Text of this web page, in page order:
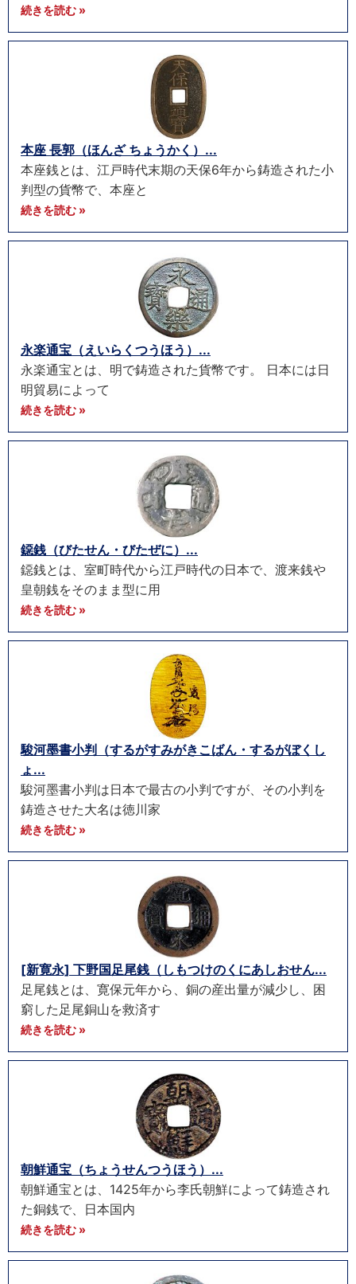
続きを読む »
本座 長郭（ほんざ ちょうかく）...
本座銭とは、江戸時代末期の天保6年から鋳造された小
判型の貨幣で、本座と
続きを読む »
永楽通宝（えいらくつうほう）...
永楽通宝とは、明で鋳造された貨幣です。 日本には日
明貿易によって
続きを読む »
鐚銭（びたせん・びたぜに）...
鐚銭とは、室町時代から江戸時代の日本で、渡来銭や
皇朝銭をそのまま型に用
続きを読む »
駿河墨書小判（するがすみがきこばん・するがぼくし
ょ...
駿河墨書小判は日本で最古の小判ですが、その小判を
鋳造させた大名は徳川家
続きを読む »
[新寛永] 下野国足尾銭（しもつけのくにあしおせん...
足尾銭とは、寛保元年から、銅の産出量が減少し、困
窮した足尾銅山を救済す
続きを読む »
朝鮮通宝（ちょうせんつうほう）...
朝鮮通宝とは、1425年から李氏朝鮮によって鋳造され
た銅銭で、日本国内
続きを読む »